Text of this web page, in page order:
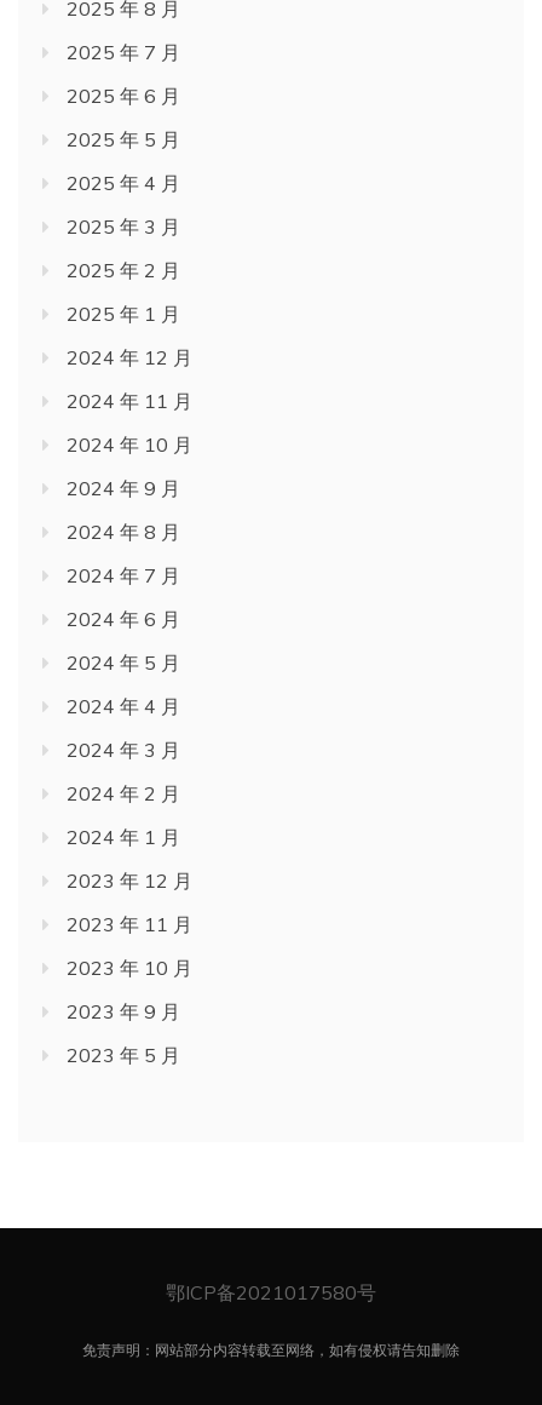
2025 年 8 月
2025 年 7 月
2025 年 6 月
2025 年 5 月
2025 年 4 月
2025 年 3 月
2025 年 2 月
2025 年 1 月
2024 年 12 月
2024 年 11 月
2024 年 10 月
2024 年 9 月
2024 年 8 月
2024 年 7 月
2024 年 6 月
2024 年 5 月
2024 年 4 月
2024 年 3 月
2024 年 2 月
2024 年 1 月
2023 年 12 月
2023 年 11 月
2023 年 10 月
2023 年 9 月
2023 年 5 月
鄂ICP备2021017580号
免责声明：网站部分内容转载至网络，如有侵权请告知删除